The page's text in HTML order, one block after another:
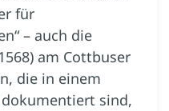
für
– auch die
am Cottbuser
die in einem
dokumentiert sind,